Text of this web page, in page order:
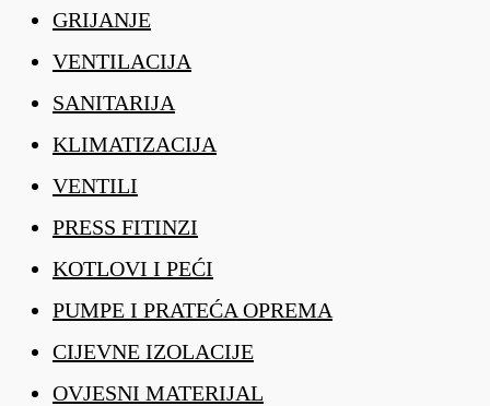
GRIJANJE
VENTILACIJA
SANITARIJA
KLIMATIZACIJA
VENTILI
PRESS FITINZI
KOTLOVI I PEĆI
PUMPE I PRATEĆA OPREMA
CIJEVNE IZOLACIJE
OVJESNI MATERIJAL